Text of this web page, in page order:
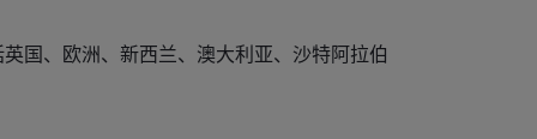
国、欧洲、新西兰、澳大利亚、沙特阿拉伯